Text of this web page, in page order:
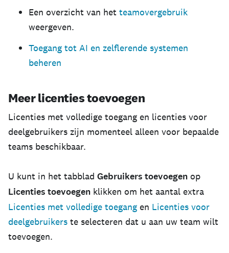
Een overzicht van het teamovergebruik
weergeven.
Toegang tot AI en zelflerende systemen
beheren
Meer licenties toevoegen
Licenties met volledige toegang en licenties voor
deelgebruikers zijn momenteel alleen voor bepaalde
teams beschikbaar.
U kunt in het tabblad Gebruikers toevoegen op
Licenties toevoegen klikken om het aantal extra
Licenties met volledige toegang en Licenties voor
deelgebruikers te selecteren dat u aan uw team wilt
toevoegen.